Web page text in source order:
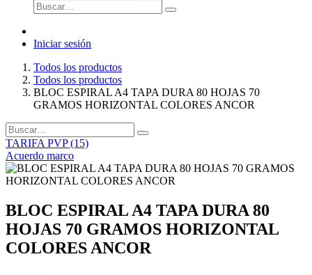
Iniciar sesión
Todos los productos
Todos los productos
BLOC ESPIRAL A4 TAPA DURA 80 HOJAS 70
GRAMOS HORIZONTAL COLORES ANCOR
TARIFA PVP (15)
Acuerdo marco
BLOC ESPIRAL A4 TAPA DURA 80
HOJAS 70 GRAMOS HORIZONTAL
COLORES ANCOR